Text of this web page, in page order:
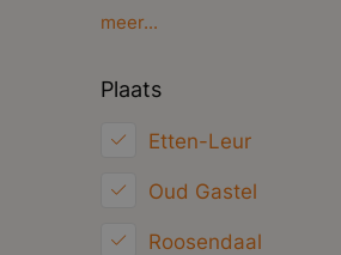
Inkoop/Logistiek
meer...
Plaats
Etten-Leur
Oud Gastel
Roosendaal